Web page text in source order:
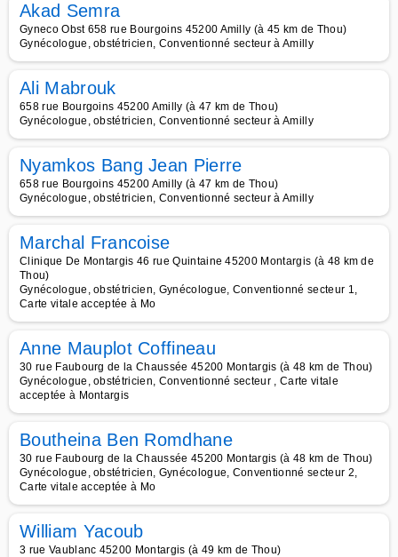
Akad Semra
Gyneco Obst 658 rue Bourgoins 45200 Amilly (à 45 km de Thou)
Gynécologue, obstétricien, Conventionné secteur à Amilly
Ali Mabrouk
658 rue Bourgoins 45200 Amilly (à 47 km de Thou)
Gynécologue, obstétricien, Conventionné secteur à Amilly
Nyamkos Bang Jean Pierre
658 rue Bourgoins 45200 Amilly (à 47 km de Thou)
Gynécologue, obstétricien, Conventionné secteur à Amilly
Marchal Francoise
Clinique De Montargis 46 rue Quintaine 45200 Montargis (à 48 km de
Thou)
Gynécologue, obstétricien, Gynécologue, Conventionné secteur 1,
Carte vitale acceptée à Mo
Anne Mauplot Coffineau
30 rue Faubourg de la Chaussée 45200 Montargis (à 48 km de Thou)
Gynécologue, obstétricien, Conventionné secteur , Carte vitale
acceptée à Montargis
Boutheina Ben Romdhane
30 rue Faubourg de la Chaussée 45200 Montargis (à 48 km de Thou)
Gynécologue, obstétricien, Gynécologue, Conventionné secteur 2,
Carte vitale acceptée à Mo
William Yacoub
3 rue Vaublanc 45200 Montargis (à 49 km de Thou)